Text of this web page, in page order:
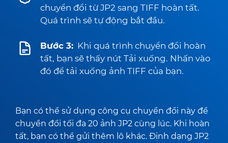
chuyển đổi từ JP2 sang TIFF hoàn tất.
Quá trình sẽ tự động bắt đầu.
Bước 3: Khi quá trình chuyển đổi hoàn
tất, bạn sẽ thấy nút Tải xuống. Nhấn vào
đó để tải xuống ảnh TIFF của bạn.
Bạn có thể sử dụng công cụ chuyển đổi này để
chuyển đổi tối đa 20 ảnh JP2 cùng lúc. Khi hoàn
tất, bạn có thể gửi thêm lô khác. Định dạng JP2